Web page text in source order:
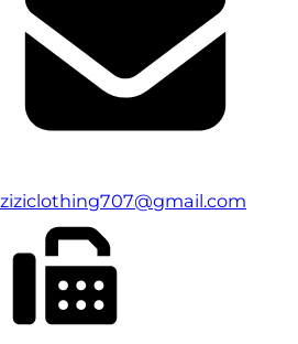
ziziclothing707@gmail.com